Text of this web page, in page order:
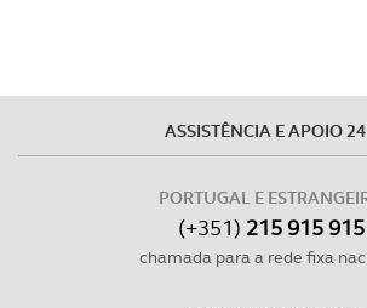
ASSISTÊNCIA E APOIO
PORTUGAL E
(+351) 215 915 915
chamada para a rede fixa